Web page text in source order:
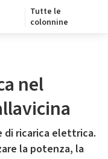
Tutte le
colonnine
nel
di ricarica elettrica.
la potenza, la